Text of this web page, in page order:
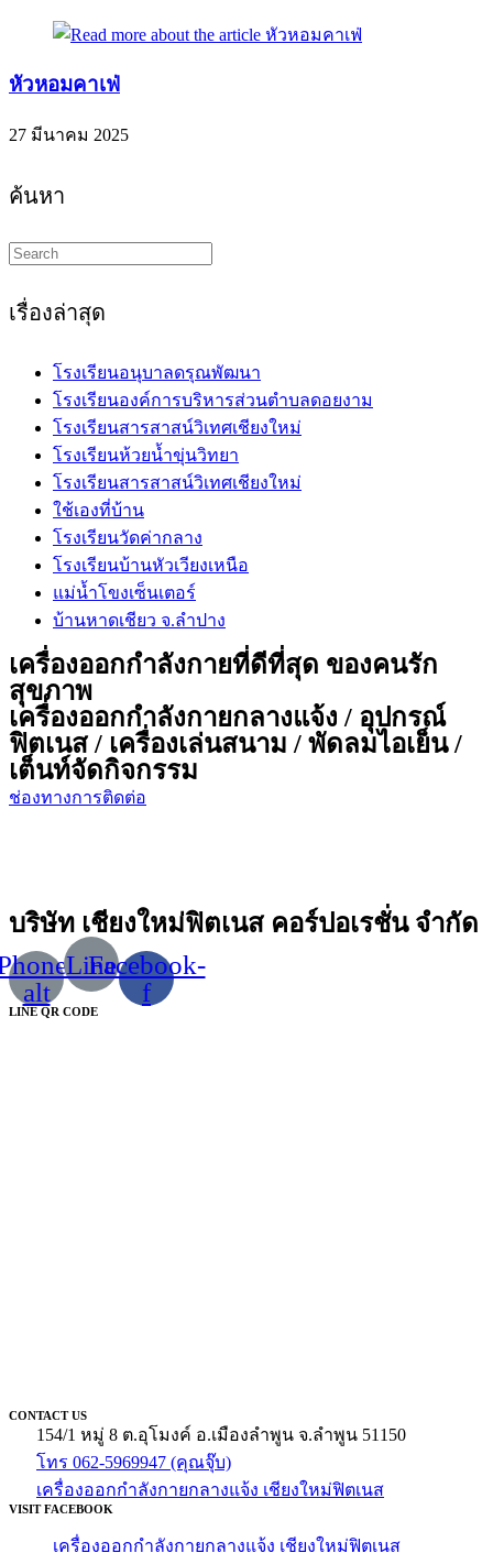
หัวหอมคาเฟ่
27 มีนาคม 2025
ค้นหา
Search
this
เรื่องล่าสุด
โรงเรียนอนุบาลดรุณพัฒนา
โรงเรียนองค์การบริหารส่วนตำบลดอยงาม
โรงเรียนสารสาสน์วิเทศเชียงใหม่
โรงเรียนห้วยน้ำขุ่นวิทยา
โรงเรียนสารสาสน์วิเทศเชียงใหม่
ใช้เองที่บ้าน
โรงเรียนวัดค่ากลาง
โรงเรียนบ้านหัวเวียงเหนือ
แม่น้ำโขงเซ็นเตอร์
บ้านหาดเชียว จ.ลำปาง
เครื่องออกกำลังกายที่ดีที่สุด ของคนรัก
สุขภาพ
เครื่องออกกำลังกายกลางแจ้ง / อุปกรณ์
ฟิตเนส / เครื่องเล่นสนาม / พัดลมไอเย็น /
เต็นท์จัดกิจกรรม
ช่องทางการติดต่อ
บริษัท เชียงใหม่ฟิตเนส คอร์ปอเรชั่น จำกัด
alt
Line
Facebook-
f
LINE QR CODE
CONTACT US
154/1 หมู่ 8 ต.อุโมงค์ อ.เมืองลำพูน จ.ลำพูน 51150
โทร 062-5969947 (คุณจุ๊บ)
เครื่องออกกำลังกายกลางแจ้ง เชียงใหม่ฟิตเนส
VISIT FACEBOOK
เครื่องออกกำลังกายกลางแจ้ง เชียงใหม่ฟิตเนส